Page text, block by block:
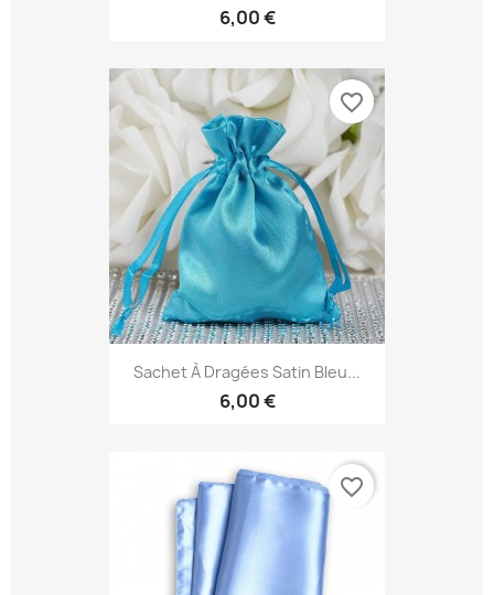
6,00 €
Sachet À Dragées Satin Bleu...
6,00 €
favorite_border
favorite_border